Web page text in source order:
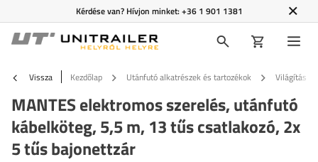
Kérdése van? Hívjon minket:+36 1 901 1381
Vissza Kezdőlap Utánfutó alkatrészek és tartozékok Világítás
MANTES elektromos szerelés, utánfutó
kábelköteg, 5,5 m, 13 tűs csatlakozó, 2x
5 tűs bajonettzár